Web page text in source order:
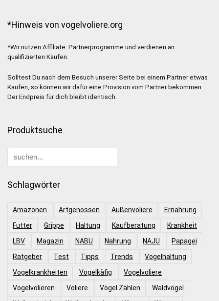
*Hinweis von vogelvoliere.org
*Wir nutzen Affiliate Partnerprogramme und verdienen an
qualifizierten Käufen.
Solltest Du nach dem Besuch unserer Seite bei einem Partner etwas
Kaufen, so können wir dafür eine Provision vom Partner bekommen.
Der Endpreis für dich bleibt identisch.
Produktsuche
Schlagwörter
Amazonen Artgenossen Außenvoliere
Ernährung
Futter
Grippe Haltung Kaufberatung
Krankheit
LBV
Magazin NABU Nahrung NAJU
Papagei
Ratgeber
Test Tipps Trends
Vogelhaltung
Vogelkrankheiten
Vogelkäfig
Vogelvoliere
Vogelvolieren
Voliere Vögel Zählen
Waldvögel